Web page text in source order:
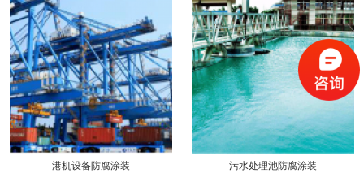
港机设备防腐涂装 污水处理池防腐涂装